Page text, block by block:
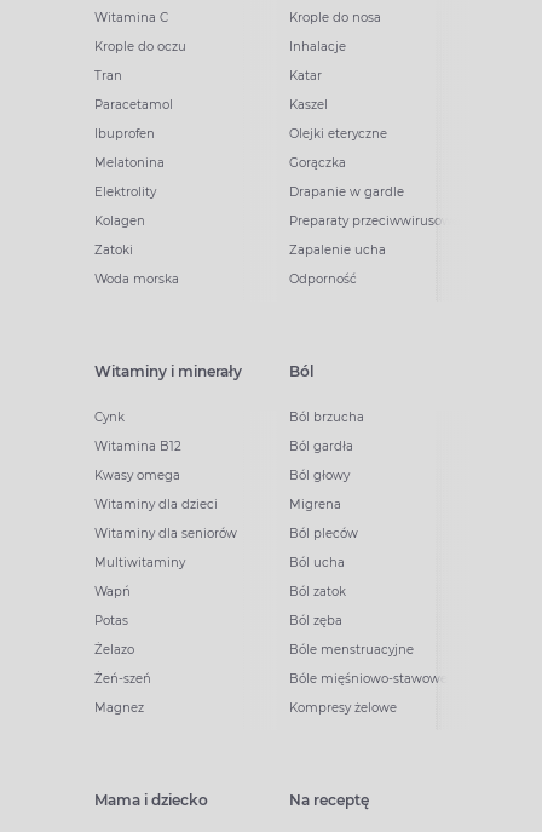
Witamina C
Krople do oczu
Tran
Paracetamol
Ibuprofen
Melatonina
Elektrolity
Kolagen
Zatoki
Woda morska
Krople do nosa
Inhalacje
Katar
Kaszel
Olejki eteryczne
Gorączka
Drapanie w gardle
Preparaty przeciwwirusowe
Zapalenie ucha
Odporność
Witaminy i minerały
Cynk
Witamina B12
Kwasy omega
Witaminy dla dzieci
Witaminy dla seniorów
Multiwitaminy
Wapń
Potas
Żelazo
Żeń-szeń
Magnez
Ból
Ból brzucha
Ból gardła
Ból głowy
Migrena
Ból pleców
Ból ucha
Ból zatok
Ból zęba
Bóle menstruacyjne
Bóle mięśniowo-stawowe
Kompresy żelowe
Mama i dziecko Na receptę